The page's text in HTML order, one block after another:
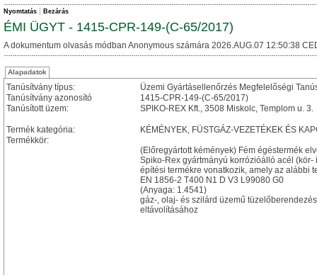
Nyomtatás Bezárás
ÉMI ÜGYT - 1415-CPR-149-(C-65/2017)
A dokumentum olvasás módban Anonymous számára 2026.AUG.07 12:50:38
Alapadatok
Tanúsítvány típus:
Üzemi Gyártásellenőrzés Megfelelőségi
Tanúsítvány azonosító
1415-CPR-149-(C-65/2017)
Tanúsított üzem:
SPIKO-REX Kft., 3508 Miskolc, Templom u. 3.
Termék kategória:
KÉMÉNYEK, FÜSTGÁZ-VEZETÉKEK ÉS
Termékkör:
(Előregyártott kémények) Fém égéstermék
Spiko-Rex gyártmányú korrózióálló acél
építési termékre vonatkozik, amely az alábbi
EN 1856-2 T400 N1 D V3 L99080 G0
(Anyaga: 1.4541)
gáz-, olaj- és szilárd üzemű
eltávolításához